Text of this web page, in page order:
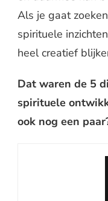
Als je gaat
spirituele
heel creatief
Dat waren de 5
spirituele
ook nog een